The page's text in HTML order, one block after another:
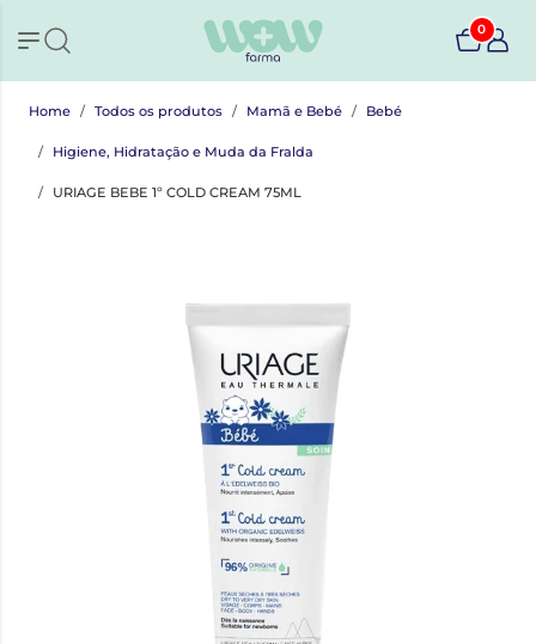
0
Home Todos os produtos Mamã e Bebé Bebé
Higiene, Hidratação e Muda da Fralda
URIAGE BEBE 1º COLD CREAM 75ML